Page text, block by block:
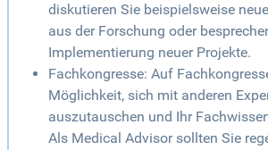
diskutieren Sie beispielsweise
aus der Forschung oder
Implementierung neuer Projekte.
Fachkongresse: Auf
Möglichkeit, sich mit anderen
auszutauschen und Ihr
Als Medical Advisor sollten Sie